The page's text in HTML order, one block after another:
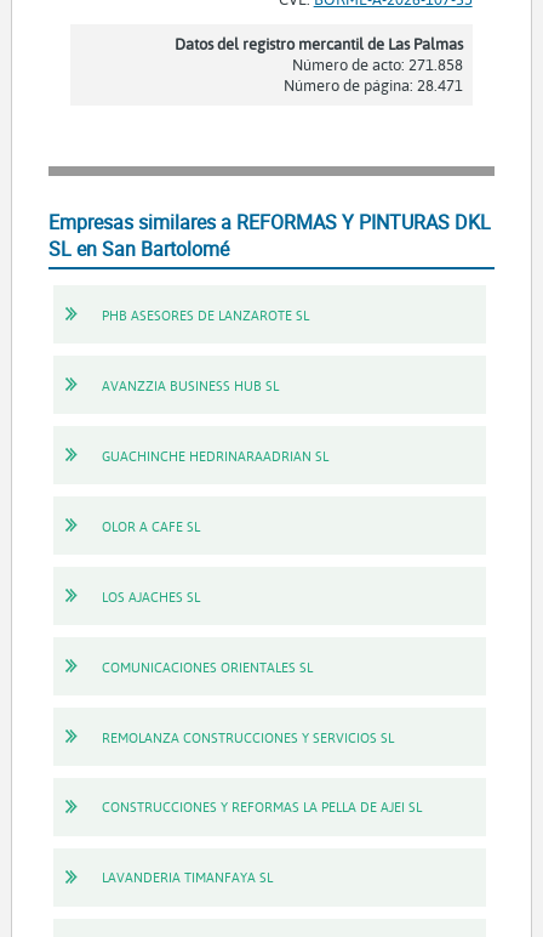
Datos del registro mercantil de Las Palmas
Número de acto: 271.858
Número de página: 28.471
Empresas similares a REFORMAS Y PINTURAS DKL
SL en San Bartolomé
PHB ASESORES DE LANZAROTE SL
AVANZZIA BUSINESS HUB SL
GUACHINCHE HEDRINARAADRIAN SL
OLOR A CAFE SL
LOS AJACHES SL
COMUNICACIONES ORIENTALES SL
REMOLANZA CONSTRUCCIONES Y SERVICIOS SL
CONSTRUCCIONES Y REFORMAS LA PELLA DE AJEI SL
LAVANDERIA TIMANFAYA SL